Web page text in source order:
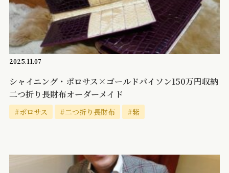
2025.11.07
シャイニング・ポロサス×ゴールドパイソン150万円収納
二つ折り長財布オーダーメイド
#ポロサス #二つ折り長財布 #紫